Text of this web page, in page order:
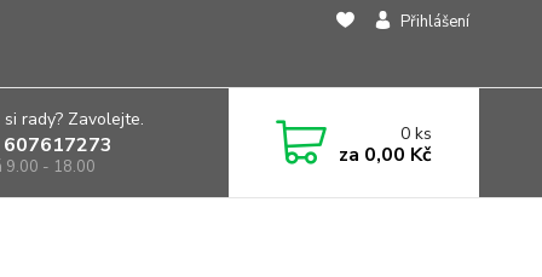
Přihlášení
rady? Zavolejte.
9.00 - 18.00
0ks
za 0,00 Kč